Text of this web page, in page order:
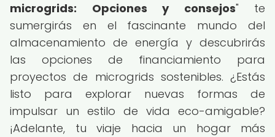
microgrids: Opciones y consejos" te
sumergirás en el fascinante mundo del
almacenamiento de energía y descubrirás
las opciones de financiamiento para
proyectos de microgrids sostenibles. ¿Estás
listo para explorar nuevas formas de
impulsar un estilo de vida eco-amigable?
¡Adelante, tu viaje hacia un hogar más